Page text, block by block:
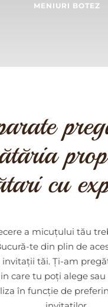
MENIURI BOTEZ
cu
a micuțului tău
te din plin de
tăi. Ți-am
care tu poți alege sau
în funcție de